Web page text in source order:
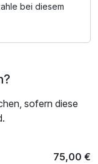
bei diesem
sofern diese
75,00 €